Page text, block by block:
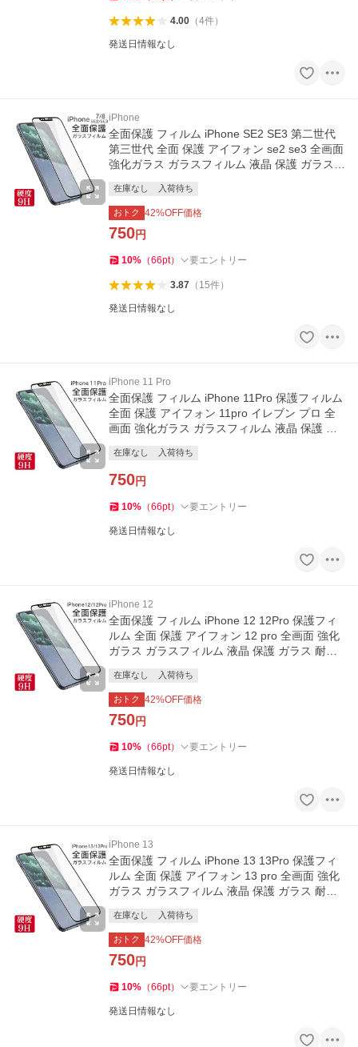
4.00（4件）
発送日情報なし
iPhone
全面保護 フィルム iPhone SE2 SE3 第二世代
第三世代 全面 保護 アイフォン se2 se3 全画面
強化ガラス ガラスフィルム 液晶 保護 ガラス
在庫なし 入荷待ち
おトク 42%OFF価格
750円
10% （66pt） 要エントリー
3.87（ 15件）
発送日情報なし
iPhone 11 Pro
全面保護 フィルム iPhone 11Pro 保護フィルム
全面 保護 アイフォン 11pro イレブン プロ 全
画面 強化ガラス ガラスフィルム 液晶 保護 ガ
在庫なし 入荷待ち
750円
10% （66pt） 要エントリー
発送日情報なし
iPhone 12
全面保護 フィルム iPhone 12 12Pro 保護フィ
ルム 全面 保護 アイフォン 12 pro 全画面 強化
ガラス ガラスフィルム 液晶 保護 ガラス 耐衝
在庫なし 入荷待ち
おトク 42%OFF価格
750円
10% （66pt） 要エントリー
発送日情報なし
iPhone 13
全面保護 フィルム iPhone 13 13Pro 保護フィ
ルム 全面 保護 アイフォン 13 pro 全画面 強化
ガラス ガラスフィルム 液晶 保護 ガラス 耐衝
在庫なし 入荷待ち
おトク 42%OFF価格
750円
10% （66pt） 要エントリー
発送日情報なし